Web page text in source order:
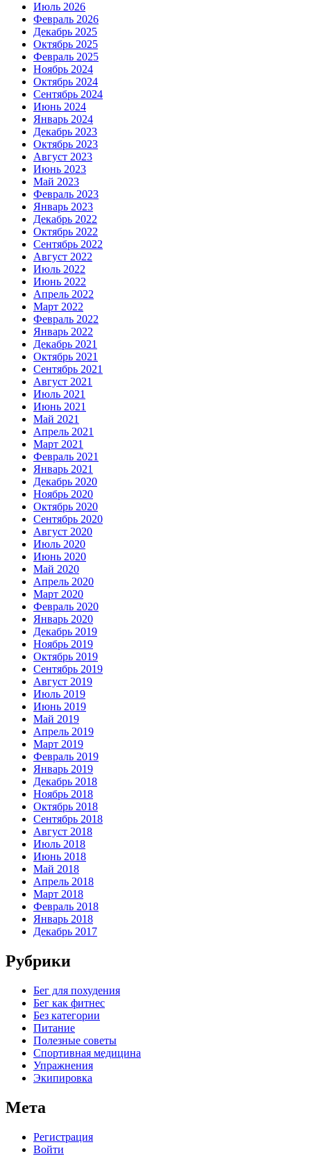
Июль 2026
Февраль 2026
Декабрь 2025
Октябрь 2025
Февраль 2025
Ноябрь 2024
Октябрь 2024
Сентябрь 2024
Июнь 2024
Январь 2024
Декабрь 2023
Октябрь 2023
Август 2023
Июнь 2023
Май 2023
Февраль 2023
Январь 2023
Декабрь 2022
Октябрь 2022
Сентябрь 2022
Август 2022
Июль 2022
Июнь 2022
Апрель 2022
Март 2022
Февраль 2022
Январь 2022
Декабрь 2021
Октябрь 2021
Сентябрь 2021
Август 2021
Июль 2021
Июнь 2021
Май 2021
Апрель 2021
Март 2021
Февраль 2021
Январь 2021
Декабрь 2020
Ноябрь 2020
Октябрь 2020
Сентябрь 2020
Август 2020
Июль 2020
Июнь 2020
Май 2020
Апрель 2020
Март 2020
Февраль 2020
Январь 2020
Декабрь 2019
Ноябрь 2019
Октябрь 2019
Сентябрь 2019
Август 2019
Июль 2019
Июнь 2019
Май 2019
Апрель 2019
Март 2019
Февраль 2019
Январь 2019
Декабрь 2018
Ноябрь 2018
Октябрь 2018
Сентябрь 2018
Август 2018
Июль 2018
Июнь 2018
Май 2018
Апрель 2018
Март 2018
Февраль 2018
Январь 2018
Декабрь 2017
Рубрики
Бег для похудения
Бег как фитнес
Без категории
Питание
Полезные советы
Спортивная медицина
Упражнения
Экипировка
Мета
Регистрация
Войти